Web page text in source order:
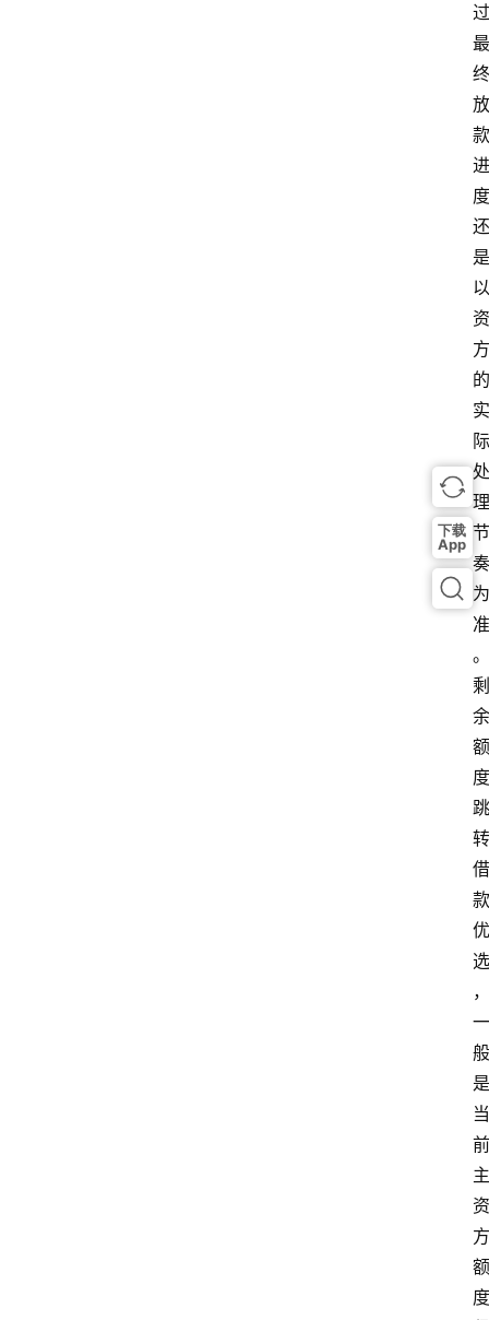
过
最
终
放
款
进
度
还
是
以
资
方
的
实
际
处
理
节
奏
为
准
。
剩
余
额
度
跳
转
借
款
优
选
，
一
般
是
当
前
主
资
方
额
度
下载
App